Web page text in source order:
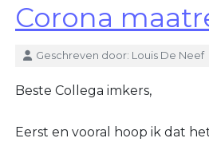
Corona
DetailsGeschreven door: Louis De Neef
Beste Collega imkers,
Eerst en vooral hoop ik dat